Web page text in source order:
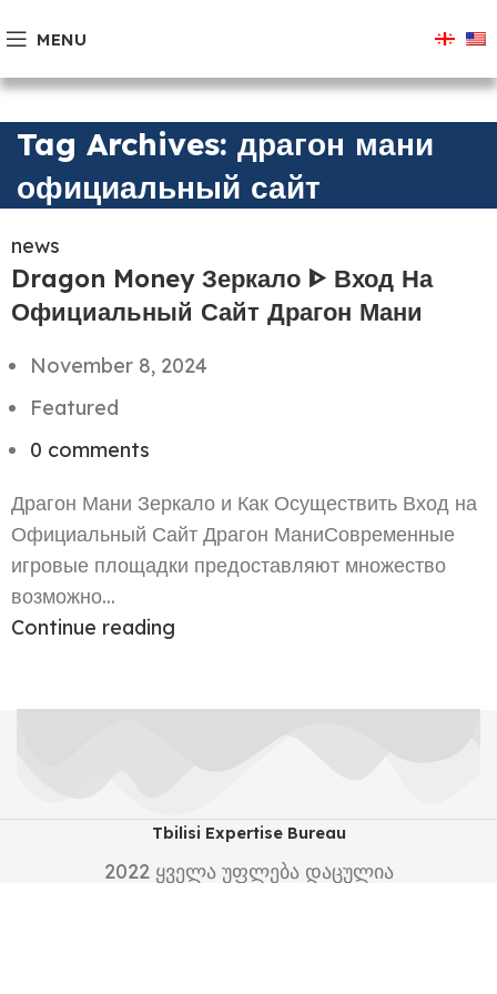
MENU
Tag Archives: драгон мани
официальный сайт
news
Dragon Money Зеркало ᐈ Вход На
Официальный Сайт Драгон Мани
November 8, 2024
Featured
0 comments
Драгон Мани Зеркало и Как Осуществить Вход на
Официальный Сайт Драгон МаниСовременные
игровые площадки предоставляют множество
возможно...
Continue reading
Tbilisi Expertise Bureau
2022 ყველა უფლება დაცულია